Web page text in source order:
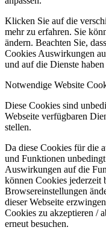
Klicken Sie auf die
mehr zu erfahren. Sie
ändern. Beachten Sie,
Cookies Auswirkungen
und auf die Dienste
Notwendige Website
Diese Cookies sind
Webseite verfügbaren
stellen.
Da diese Cookies für die
und Funktionen
Auswirkungen auf die
können Cookies jederzeit
Browsereinstellungen
dieser Webseite
Cookies zu akzeptieren /
erneut besuchen.